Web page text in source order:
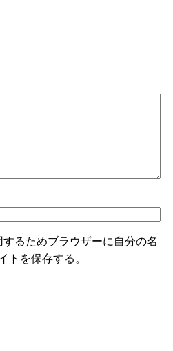
るためブラウザーに自分の名
トを保存する。